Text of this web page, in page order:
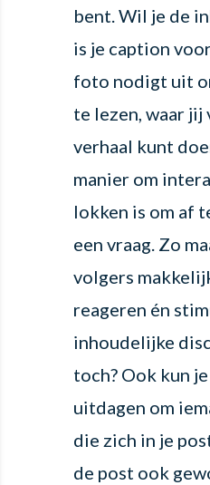
bent. Wil je de
is je caption
foto nodigt uit
te lezen, waar jij
verhaal kunt
manier om
lokken is om af
een vraag. Zo
volgers
reageren én
inhoudelijke
toch? Ook kun
uitdagen om
die zich in je
de post ook